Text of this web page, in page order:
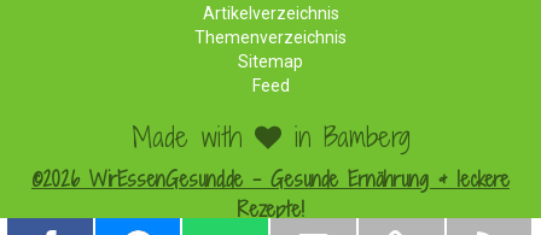
Artikelverzeichnis
Themenverzeichnis
Sitemap
Feed
Made with in Bamberg
©2026 WirEssenGesund.de - Gesunde Ernährung & leckere
Rezepte!